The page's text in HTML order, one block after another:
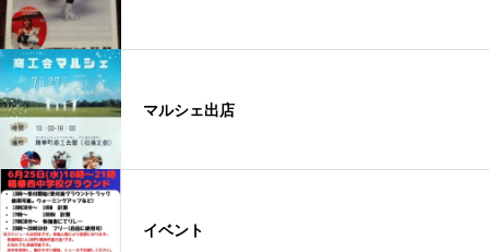
マルシェ出店
イベント